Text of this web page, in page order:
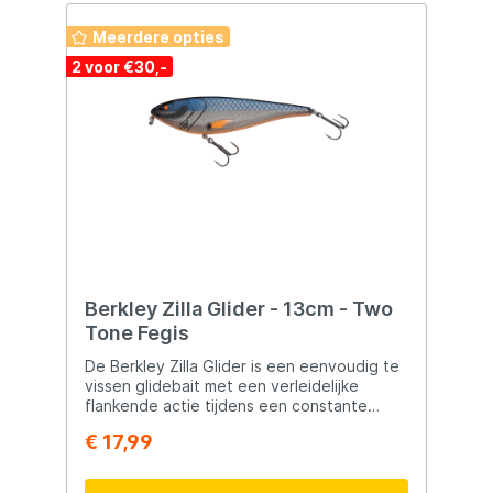
Meerdere opties
2 voor €30,-
Berkley Zilla Glider - 13cm - Two
Tone Fegis
De Berkley Zilla Glider is een eenvoudig te
vissen glidebait met een verleidelijke
flankende actie tijdens een constante
hengel en pauzes toe te voegen ontstaat
roofvissen tot agressieve aanbeten kan
€ 17,99